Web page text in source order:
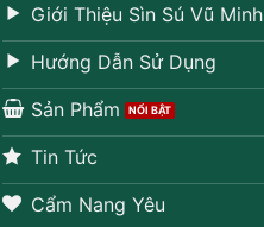
Giới Thiệu Sìn Sú Vũ Minh
Hướng Dẫn Sử Dụng
Sản Phẩm
Tin Tức
Cẩm Nang Yêu